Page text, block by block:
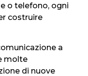
o telefono, ogni
costruire
a
molte
di nuove